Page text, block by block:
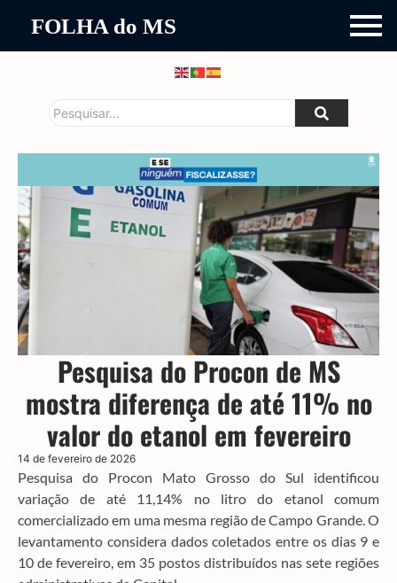
FOLHA do MS
Pesquisa do Procon de MS
mostra diferença de até 11% no
valor do etanol em fevereiro
14 de fevereiro de 2026
Pesquisa do Procon Mato Grosso do Sul identificou
variação de até 11,14% no litro do etanol comum
comercializado em uma mesma região de Campo Grande. O
levantamento considera dados coletados entre os dias 9 e
10 de fevereiro, em 35 postos distribuídos nas sete regiões